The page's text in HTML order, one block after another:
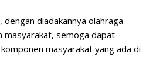
diadakannya olahraga
masyarakat, semoga dapat
masyarakat yang ada di